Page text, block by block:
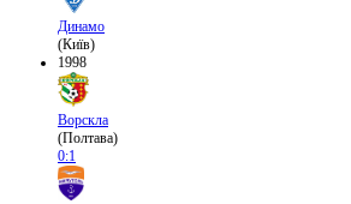
Динамо
(Київ)
1998
Ворскла
(Полтава)
0:1